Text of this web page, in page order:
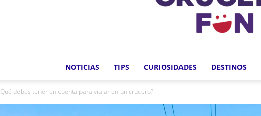
NOTICIAS TIPS CURIOSIDADES DESTINOS
Qué debes tener en cuenta para viajar en un crucero?